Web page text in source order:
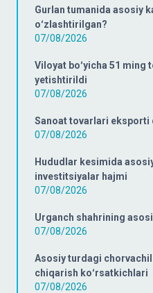
Gurlan tumanida asosiy
oʻzlashtirilgan?
07/08/2026
Viloyat boʻyicha 51
yetishtirildi
07/08/2026
Sanoat tovarlari eksporti
07/08/2026
Hududlar kesimida
investitsiyalar hajmi
07/08/2026
Urganch shahrining
07/08/2026
Asosiy turdagi
chiqarish koʻrsatkichlari
07/08/2026